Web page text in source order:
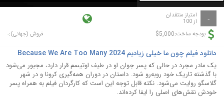
Video
- امتیاز منتقدان
از 100
بودجه ساخت:$5,000 فروش (جهانی):-
دانلود فیلم چون ما خیلی زیادیم Because We Are Too Many 2024
یک مادر مجرد در حالی که پسر جوان او در طیف اوتیسم قرار دارد، مجبور می‌شود
با گذشته تاریک خود روبه‌رو شود. داستان در دوران همه‌گیری کرونا و در شهر
گلاسگو روایت می‌شود. نکته قابل توجه این است که کارگردان فیلم به همراه پسر
خودش نقش‌های اصلی را ایفا کرده‌اند.